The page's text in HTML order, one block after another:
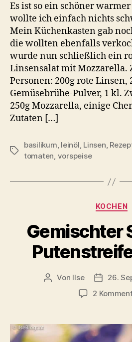
Es ist so ein schöner
wollte ich einfach nichts
Mein Küchenkasten gab
die wollten ebenfalls
wurde nun schließlich ein
Linsensalat mit Mozzarella.
Personen: 200g rote Linsen,
Gemüsebrühe-Pulver, 1 kl.
250g Mozzarella, einige
Zutaten […]
Schlagwörter
basilikum, leinöl, Linsen,
tomaten, vorspeise
KOCHEN
Gemischter
Beitragsautor
Von Ilse
26.
2